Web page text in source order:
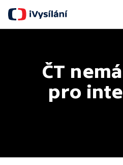
ČT
pro